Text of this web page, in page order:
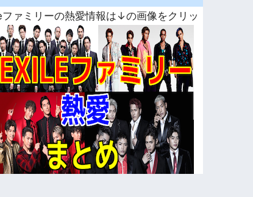
ァミリーの熱愛情報は↓の画像をクリッ